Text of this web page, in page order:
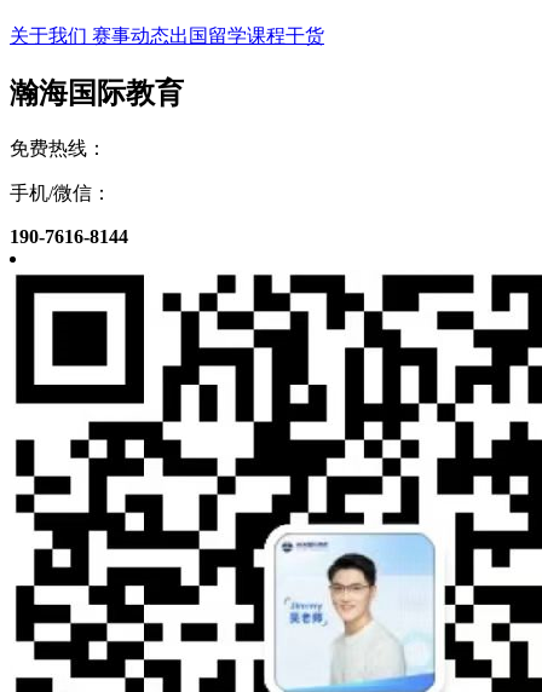
关于我们 赛事动态出国留学课程干货
瀚海国际教育
免费热线：
手机/微信：
190-7616-8144